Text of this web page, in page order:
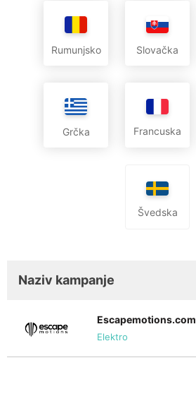
Rumunjsko Slovačka
Grčka Francuska
Švedska
Naziv kampanje
Escapemotions.com
Elektro